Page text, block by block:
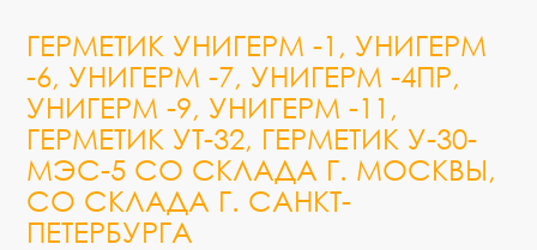
ГЕРМЕТИК УНИГЕРМ -1, УНИГЕРМ
-6, УНИГЕРМ -7, УНИГЕРМ -4ПР,
УНИГЕРМ -9, УНИГЕРМ -11,
ГЕРМЕТИК УТ-32, ГЕРМЕТИК У-30-
МЭС-5 СО СКЛАДА Г. МОСКВЫ,
СО СКЛАДА Г. САНКТ-
ПЕТЕРБУРГА